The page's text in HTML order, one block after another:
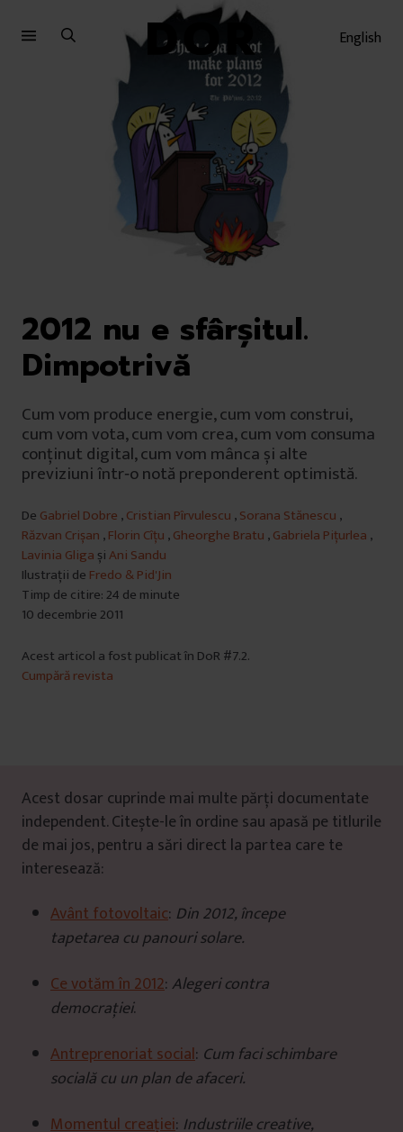
English
2012 nu e sfârșitul.
Dimpotrivă
Cum vom produce energie, cum vom construi,
cum vom vota, cum vom crea, cum vom consuma
conținut digital, cum vom mânca și alte
previziuni într‑o notă preponderent optimistă.
De Gabriel Dobre ,Cristian Pîrvulescu ,Sorana Stănescu ,
Răzvan Crișan ,Florin Cîțu ,Gheorghe Bratu ,Gabriela Pițurlea ,
Lavinia Gliga șiAni Sandu
Ilustrații de Fredo & Pid'Jin
Timp de citire: 24 de minute
10 decembrie 2011
Acest articol a fost publicat în DoR #7.2.
Cumpără revista
Acest dosar cuprinde mai multe părți documentate
independent. Citește-le în ordine sau apasă pe titlurile
de mai jos, pentru a sări direct la partea care te
interesează:
Avânt fotovoltaic: Din 2012, începe
tapetarea cu panouri solare.
Ce votăm în 2012: Alegeri contra
democraţiei.
Antreprenoriat social: Cum faci schimbare
socială cu un plan de afaceri.
Momentul creației: Industriile creative,